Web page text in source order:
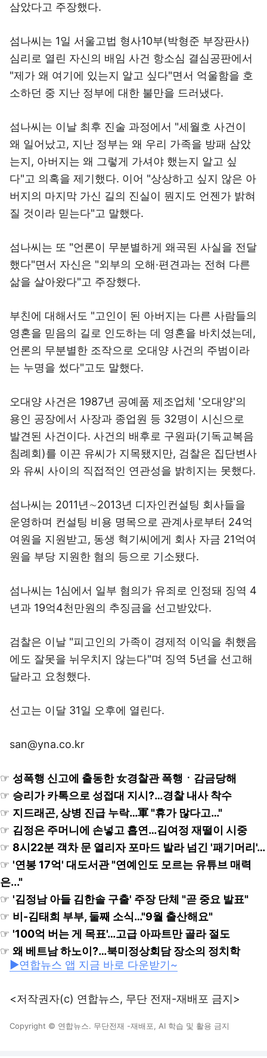
삼았다고 주장했다.
섬나씨는 1일 서울고법 형사10부(박형준 부장판사)
심리로 열린 자신의 배임 사건 항소심 결심공판에서
"제가 왜 여기에 있는지 알고 싶다"면서 억울함을 호
소하던 중 지난 정부에 대한 불만을 드러냈다.
섬나씨는 이날 최후 진술 과정에서 "세월호 사건이
왜 일어났고, 지난 정부는 왜 우리 가족을 방패 삼았
는지, 아버지는 왜 그렇게 가셔야 했는지 알고 싶
다"고 의혹을 제기했다. 이어 "상상하고 싶지 않은 아
버지의 마지막 가신 길의 진실이 뭔지도 언젠가 밝혀
질 것이라 믿는다"고 말했다.
섬나씨는 또 "언론이 무분별하게 왜곡된 사실을 전달
했다"면서 자신은 "외부의 오해·편견과는 전혀 다른
삶을 살아왔다"고 주장했다.
부친에 대해서도 "고인이 된 아버지는 다른 사람들의
영혼을 믿음의 길로 인도하는 데 영혼을 바치셨는데,
언론의 무분별한 조작으로 오대양 사건의 주범이라
는 누명을 썼다"고도 말했다.
오대양 사건은 1987년 공예품 제조업체 '오대양'의
용인 공장에서 사장과 종업원 등 32명이 시신으로
발견된 사건이다. 사건의 배후로 구원파(기독교복음
침례회)를 이끈 유씨가 지목됐지만, 검찰은 집단변사
와 유씨 사이의 직접적인 연관성을 밝히지는 못했다.
섬나씨는 2011년∼2013년 디자인컨설팅 회사들을
운영하며 컨설팅 비용 명목으로 관계사로부터 24억
여원을 지원받고, 동생 혁기씨에게 회사 자금 21억여
원을 부당 지원한 혐의 등으로 기소됐다.
섬나씨는 1심에서 일부 혐의가 유죄로 인정돼 징역 4
년과 19억4천만원의 추징금을 선고받았다.
검찰은 이날 "피고인의 가족이 경제적 이익을 취했음
에도 잘못을 뉘우치지 않는다"며 징역 5년을 선고해
달라고 요청했다.
선고는 이달 31일 오후에 열린다.
san@yna.co.kr
☞ 성폭행 신고에 출동한 女경찰관 폭행ㆍ감금당해
☞ 승리가 카톡으로 성접대 지시?…경찰 내사 착수
☞ 지드래곤, 상병 진급 누락…軍 "휴가 많다고…"
☞ 김정은 주머니에 손넣고 흡연…김여정 재떨이 시중
☞ 8시22분 객차 문 열리자 포마드 발라 넘긴 '패기머리'…
☞ '연봉 17억' 대도서관 "연예인도 모르는 유튜브 매력
은..."
☞ '김정남 아들 김한솔 구출' 주장 단체 "곧 중요 발표"
☞ 비-김태희 부부, 둘째 소식…"9월 출산해요"
☞ '100억 버는 게 목표'…고급 아파트만 골라 절도
☞ 왜 베트남 하노이?…북미정상회담 장소의 정치학
▶연합뉴스 앱 지금 바로 다운받기~
<저작권자(c) 연합뉴스, 무단 전재-재배포 금지>
Copyright © 연합뉴스. 무단전재 -재배포, AI 학습 및 활용 금지